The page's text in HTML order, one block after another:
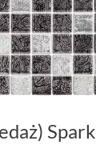
Spark